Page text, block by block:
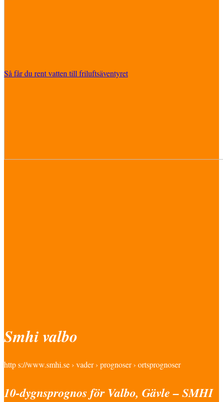
Så får du rent vatten till friluftsäventyret
Smhi valbo
http s://www.smhi.se › vader › prognoser › ortsprognoser
10-dygnsprognos för Valbo, Gävle – SMHI